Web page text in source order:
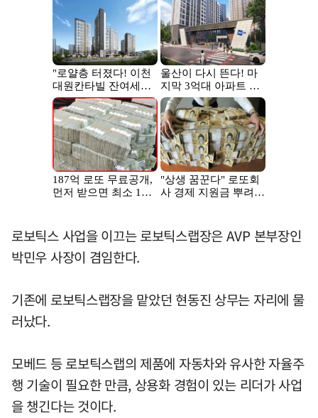
로보틱스 사업을 이끄는 로보틱스랩장은 AVP 본부장인
박민우 사장이 겸임한다.
기존에 로보틱스랩장을 맡았던 현동진 상무는 자리에 물
러났다.
모베드 등 로보틱스랩의 제품에 자동차와 유사한 자율주
행 기술이 필요한 만큼, 상용화 경험이 있는 리더가 사업
을 챙긴다는 것이다.